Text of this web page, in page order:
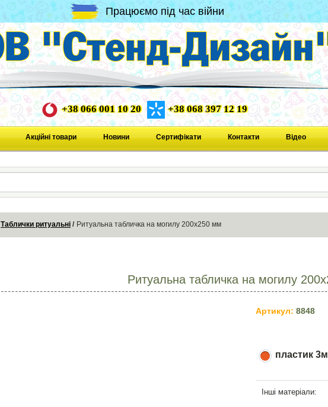
Працюємо під час війни
+38 066 001 10 20 +38 068 397 12 19
Акційні товари Новини Сертифікати Контакти Відео
Таблички ритуальні Ритуальна табличка на могилу 200х250 мм
Ритуальна табличка на могилу
Артикул: 8848
пластик